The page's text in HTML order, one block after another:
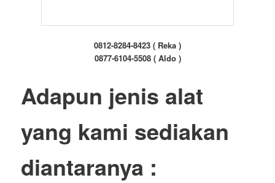
0812-8284-8423 ( Reka )
0877-6104-5508 ( Aldo )
Adapun jenis alat
yang kami sediakan
diantaranya :